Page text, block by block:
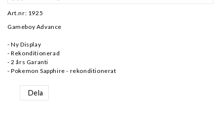
Art.nr: 1925
Gameboy Advance
- Ny Display
- Rekonditionerad
- 2 års Garanti
- Pokemon Sapphire - rekonditionerat
Dela